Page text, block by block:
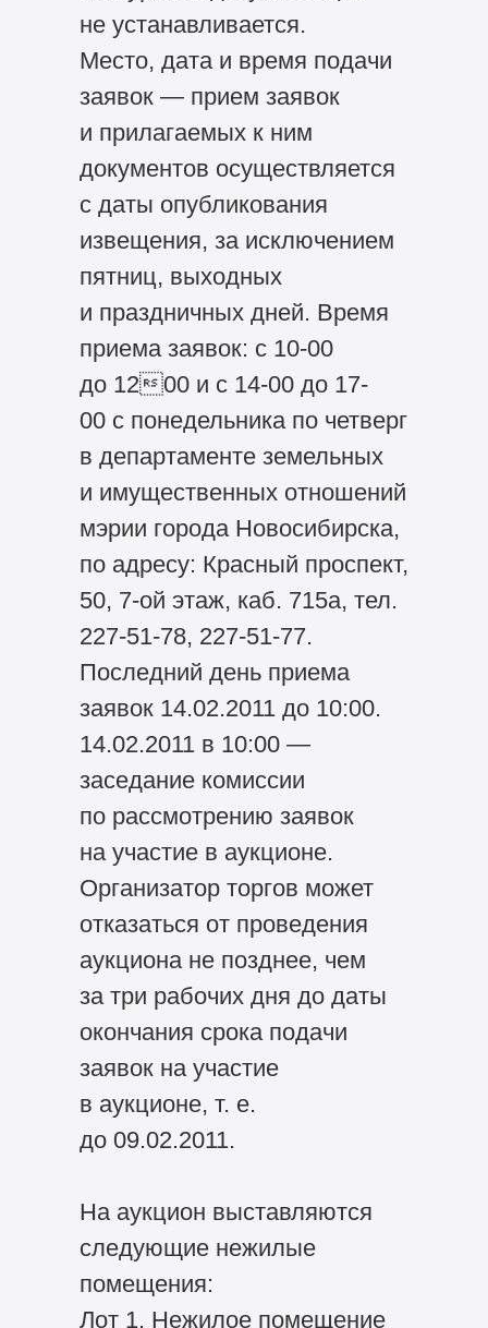
не устанавливается.
Место, дата и время подачи
заявок — прием заявок
и прилагаемых к ним
документов осуществляется
с даты опубликования
извещения, за исключением
пятниц, выходных
и праздничных дней. Время
приема заявок: с 10-00
до 1200 и с 14-00 до 17-
00 с понедельника по четверг
в департаменте земельных
и имущественных отношений
мэрии города Новосибирска,
по адресу: Красный проспект,
50, 7-ой этаж, каб. 715а, тел.
227-51-78, 227-51-77.
Последний день приема
заявок 14.02.2011 до 10:00.
14.02.2011 в 10:00 —
заседание комиссии
по рассмотрению заявок
на участие в аукционе.
Организатор торгов может
отказаться от проведения
аукциона не позднее, чем
за три рабочих дня до даты
окончания срока подачи
заявок на участие
в аукционе, т. е.
до 09.02.2011.
На аукцион выставляются
следующие нежилые
помещения:
Лот 1. Нежилое помещение